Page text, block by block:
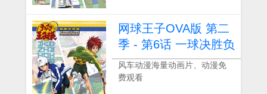
网球王子OVA版 第二
季 - 第6话 一球决胜负
风车动漫海量动画片、动漫免
费观看